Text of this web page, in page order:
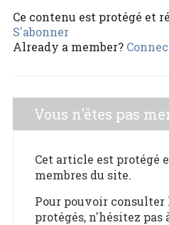
Ce contenu est protégé et
S'abonner
Already a member?
Vous n'êtes pas
Cet article est protégé
membres du site.
Pour pouvoir
protégés, n'hésitez pas